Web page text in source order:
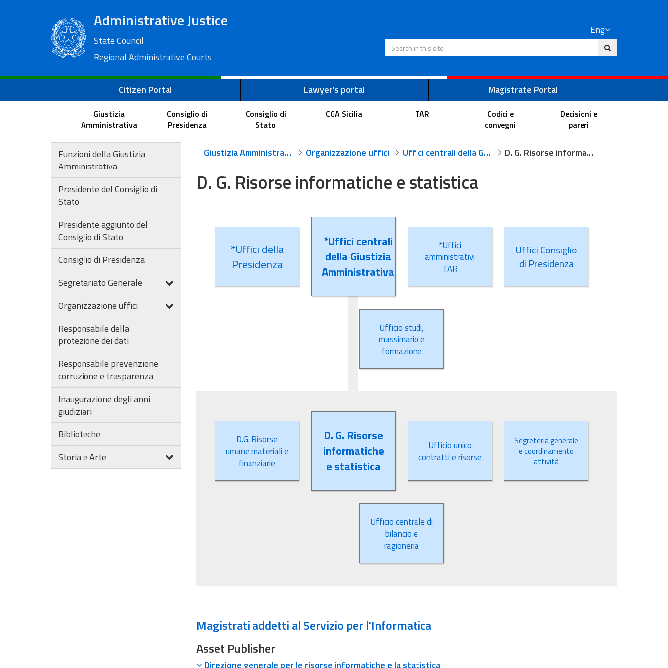
Administrative Justice
State Council
Regional Administrative Courts
Eng
Search in this site
Citizen Portal Lawyer's portal Magistrate Portal
Giustizia
Amministrativa
Consiglio di
Presidenza
Consiglio di
Stato
CGA Sicilia TAR
Codici e
convegni
Decisioni e
pareri
Funzioni della Giustizia
Amministrativa
Presidente del Consiglio di
Stato
Presidente aggiunto del
Consiglio di Stato
Consiglio di Presidenza
Segretariato Generale
Organizzazione uffici
Responsabile della
protezione dei dati
Responsabile prevenzione
corruzione e trasparenza
Inaugurazione degli anni
giudiziari
Biblioteche
Storia e Arte
Giustizia Amministrativa Organizzazione uffici Uffici centrali della Giustizia Amministrativa D. G. Risorse informatiche e statistica
D. G. Risorse informatiche e statistica
*Uffici della
Presidenza
*Uffici centrali
della Giustizia
Amministrativa
D.G. Risorse
umane materiali e
finanziarie
D. G. Risorse
informatiche
e statistica
Ufficio unico
contratti e risorse
Segreteria generale
e coordinamento
attività
Ufficio centrale di
bilancio e
ragioneria
*Uffici
amministrativi
TAR
Uffici Consiglio
di Presidenza
Ufficio studi,
massimario e
formazione
Magistrati addetti al Servizio per l'Informatica
Asset Publisher
Direzione generale per le risorse informatiche e la statistica